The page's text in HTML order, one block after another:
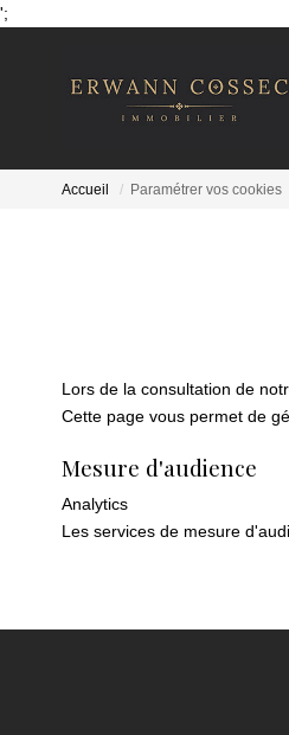
';
Accueil Paramétrer vos cookies
Lors de la consultation de
Cette page vous permet de
Mesure d'audience
Analytics
Les services de mesure